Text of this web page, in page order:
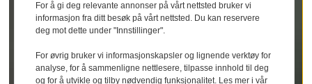
For å gi deg relevante annonser på vårt nettsted bruker vi
informasjon fra ditt besøk på vårt nettsted. Du kan reservere
deg mot dette under "Innstillinger".
For øvrig bruker vi informasjonskapsler og lignende verktøy for
analyse, for å sammenligne nettlesere, tilpasse innhold til deg
og for å utvikle og tilby nødvendig funksjonalitet. Les mer i vår